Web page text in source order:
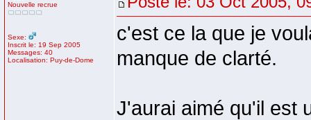
Nouvelle recrue
Sexe:
Inscrit le: 19 Sep 2005
Messages: 40
Localisation: Puy-de-Dome
c'est ce la que je
manque de clarté.
J'aurai aimé qu'il est